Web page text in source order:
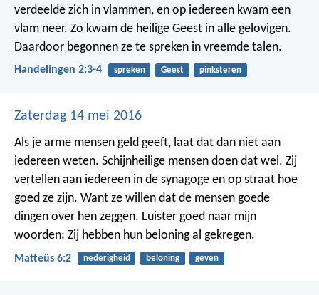
verdeelde zich in vlammen, en op iedereen kwam een
vlam neer. Zo kwam de heilige Geest in alle gelovigen.
Daardoor begonnen ze te spreken in vreemde talen.
Handelingen 2:3-4 spreken Geest pinksteren
Zaterdag 14 mei 2016
Als je arme mensen geld geeft, laat dat dan niet aan
iedereen weten. Schijnheilige mensen doen dat wel. Zij
vertellen aan iedereen in de synagoge en op straat hoe
goed ze zijn. Want ze willen dat de mensen goede
dingen over hen zeggen. Luister goed naar mijn
woorden: Zij hebben hun beloning al gekregen.
Matteüs 6:2 nederigheid beloning geven